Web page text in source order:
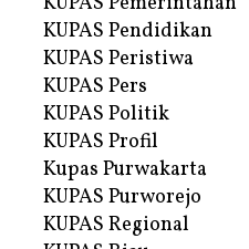
KUPAS Pendidikan
KUPAS Peristiwa
KUPAS Pers
KUPAS Politik
KUPAS Profil
Kupas Purwakarta
KUPAS Purworejo
KUPAS Regional